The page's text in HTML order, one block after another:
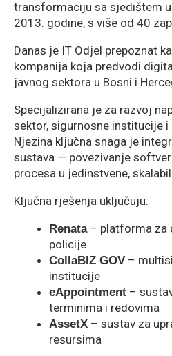
transformaciju sa sjedištem
2013. godine, s više od 40
Danas je IT Odjel prepoznat
kompanija koja predvodi
javnog sektora u Bosni i
Specijalizirana je za razvoj
sektor, sigurnosne institucije
Njezina ključna snaga je
sustava — povezivanje
procesa u jedinstvene,
Ključna rješenja uključuju:
Renata– platforma za
policije
CollaBIZ GOV –
institucije
eAppointment –
terminima i redovima
AssetX – sustav za
resursima